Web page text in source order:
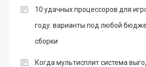
10 удачных процессоров для
году: варианты под любой
сборки
Когда мультисплит система